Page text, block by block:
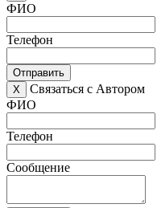
ФИО
Телефон
Отправить
X
Связаться с Автором
ФИО
Телефон
Сообщение